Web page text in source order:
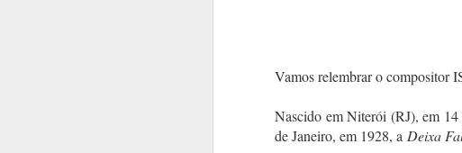
Vamos relembrar o compositor
Nascido em Niterói (RJ), em
de Janeiro, em 1928, a Deixa